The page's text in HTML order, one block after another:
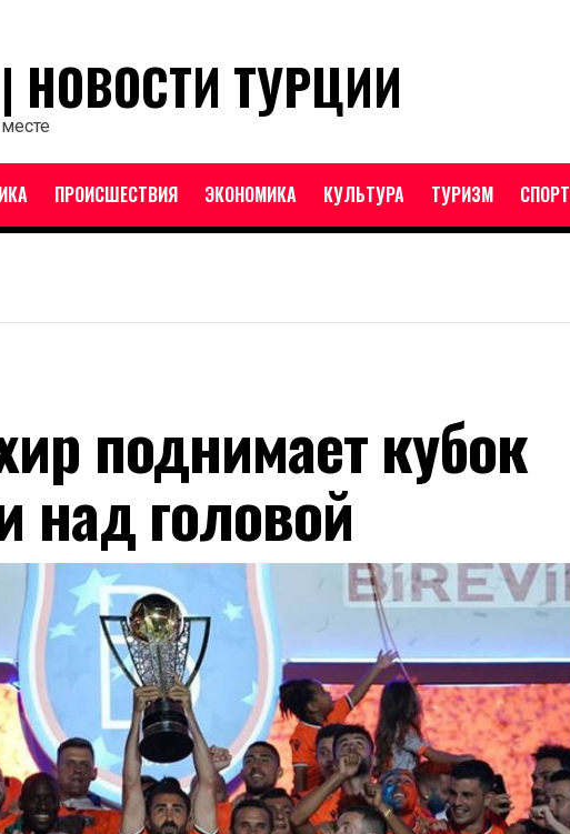
| НОВОСТИ ТУРЦИИ
ПРОИСШЕСТВИЯ ЭКОНОМИКА КУЛЬТУРА ТУРИЗМ СПОРТ
поднимает кубок
над головой